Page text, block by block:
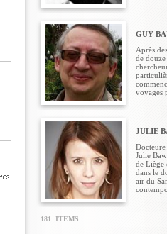
GUY
Après
de
voyages
JULIE
Docteure
Julie
de Liège
dans le
air du
181 ITEMS